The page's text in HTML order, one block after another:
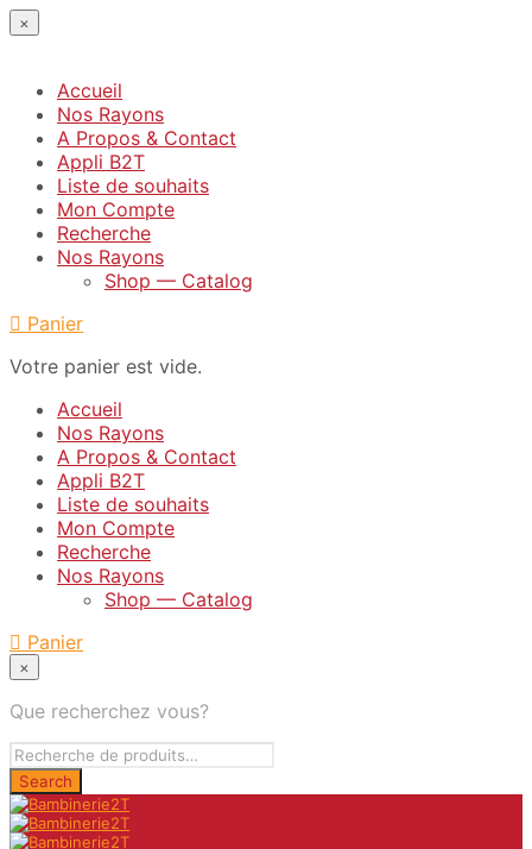
×
Accueil
Nos Rayons
A Propos & Contact
Appli B2T
Liste de souhaits
Mon Compte
Recherche
Nos Rayons
Shop — Catalog
Panier
Votre panier est vide.
Accueil
Nos Rayons
A Propos & Contact
Appli B2T
Liste de souhaits
Mon Compte
Recherche
Nos Rayons
Shop — Catalog
Panier
×
Que recherchez vous?